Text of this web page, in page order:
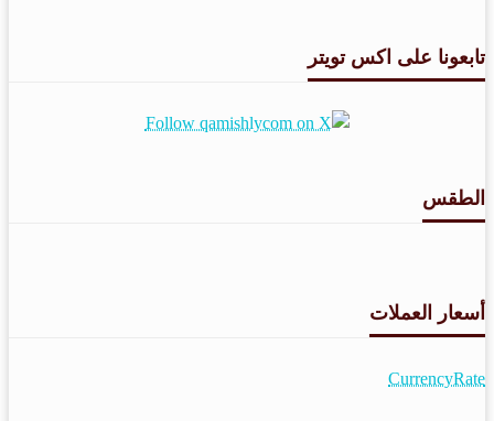
تابعونا على اكس تويتر
الطقس
أسعار العملات
CurrencyRate